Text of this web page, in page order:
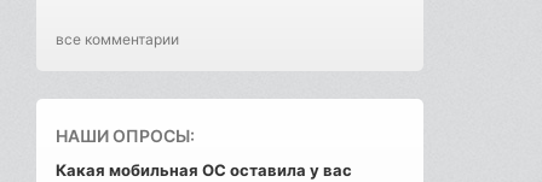
все комментарии
НАШИ ОПРОСЫ:
Какая мобильная ОС оставила у вас